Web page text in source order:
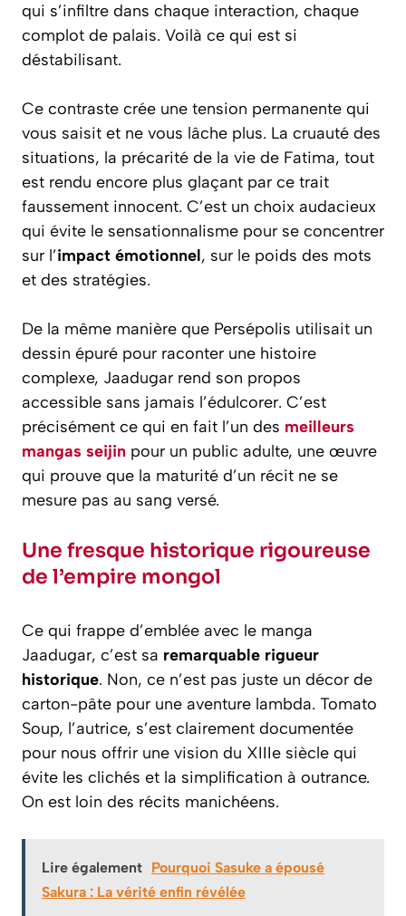
qui s’infiltre dans chaque interaction, chaque
complot de palais. Voilà ce qui est si
déstabilisant.
Ce contraste crée une tension permanente qui
vous saisit et ne vous lâche plus. La cruauté des
situations, la précarité de la vie de Fatima, tout
est rendu encore plus glaçant par ce trait
faussement innocent. C’est un choix audacieux
qui évite le sensationnalisme pour se concentrer
sur l’impact émotionnel, sur le poids des mots
et des stratégies.
De la même manière que Persépolis utilisait un
dessin épuré pour raconter une histoire
complexe, Jaadugar rend son propos
accessible sans jamais l’édulcorer. C’est
précisément ce qui en fait l’un des meilleurs
mangas seijin pour un public adulte, une œuvre
qui prouve que la maturité d’un récit ne se
mesure pas au sang versé.
Une fresque historique rigoureuse
de l’empire mongol
Ce qui frappe d’emblée avec le manga
Jaadugar, c’est sa remarquable rigueur
historique. Non, ce n’est pas juste un décor de
carton-pâte pour une aventure lambda. Tomato
Soup, l’autrice, s’est clairement documentée
pour nous offrir une vision du XIIIe siècle qui
évite les clichés et la simplification à outrance.
On est loin des récits manichéens.
Lire également Pourquoi Sasuke a épousé
Sakura : La vérité enfin révélée